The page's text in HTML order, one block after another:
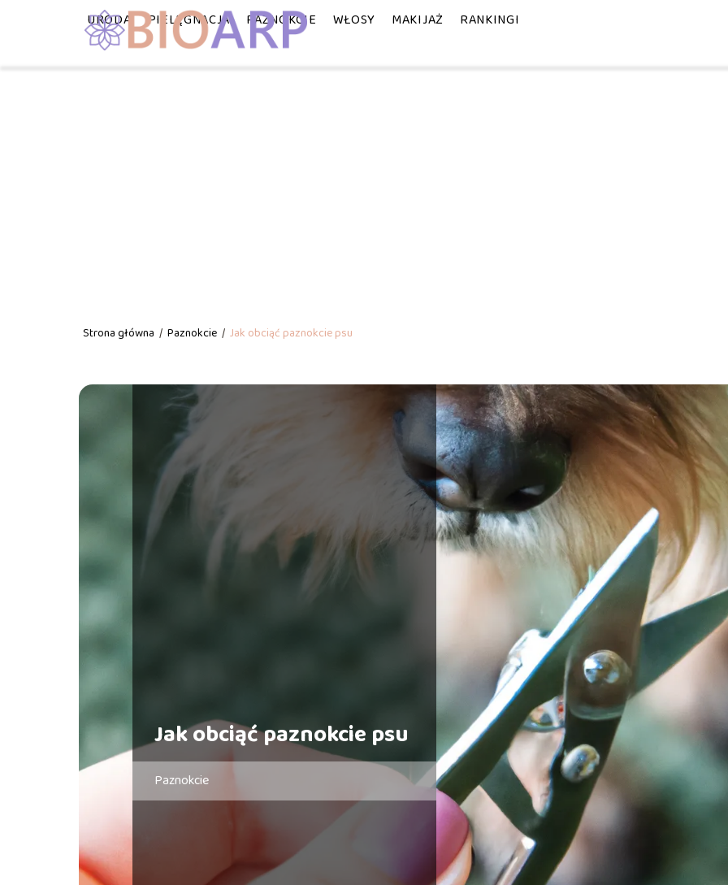
URODA PIELĘGNACJA PAZNOKCIE WŁOSY MAKIJAŻ RANKINGI
Strona główna / Paznokcie / Jak obciąć paznokcie psu
Jak obciąć paznokcie psu
Paznokcie